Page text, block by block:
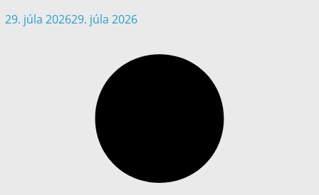
29. júla 202629. júla 2026